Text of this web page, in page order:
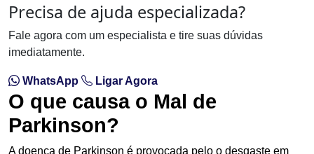
Precisa de ajuda especializada?
Fale agora com um especialista e tire suas dúvidas
imediatamente.
WhatsApp Ligar Agora
O que causa o Mal de
Parkinson?
A doença de Parkinson é provocada pelo o desgaste em